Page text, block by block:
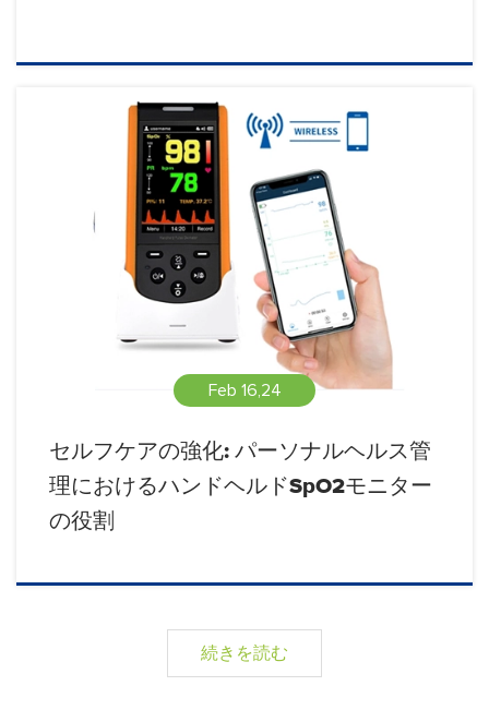
Feb 16,24
セルフケアの強化: パーソナルヘルス管
理におけるハンドヘルドSpO2モニター
の役割
続きを読む